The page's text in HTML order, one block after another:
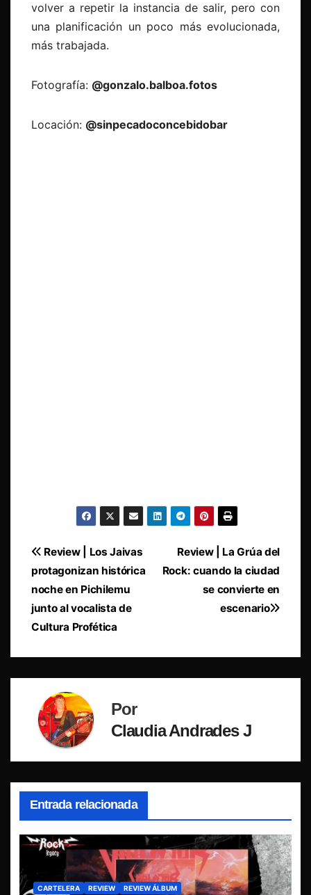
volver a repetir la instancia de salir, pero con
una planificación un poco más evolucionada,
más trabajada.
Fotografía: @gonzalo.balboa.fotos
Locación: @sinpecadoconcebidobar
Navegación
de
entradas
Review | La Grúa del
Rock: cuando la ciudad
se convierte en
escenario
Review | Los Jaivas
protagonizan histórica
noche en Pichilemu
junto al vocalista de
Cultura Profética
Por
Claudia Andrades J
Entrada relacionada
CARTELERA REVIEW REVIEW ÁLBUM